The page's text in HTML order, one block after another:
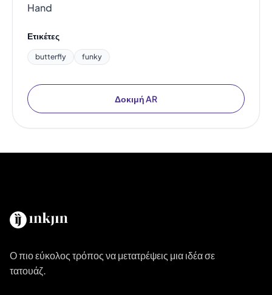
Hand
Ετικέτες
butterfly funky
Δοκιμή AR
Ο πιο εύκολος τρόπος να μετατρέψεις μια ιδέα σε
τατουάζ.